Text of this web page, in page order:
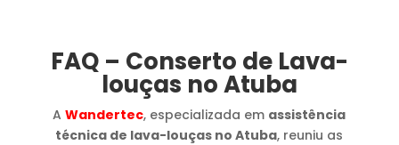
FAQ – Conserto de Lava-
louças no Atuba
AWandertec, especializada em assistência
técnica de lava-louças no Atuba, reuniu as